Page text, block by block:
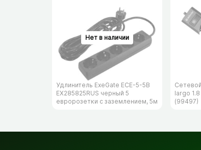
Удлинитель ExeGate ECE-5-5B
EX285825RUS черный 5
евророзетки с заземлением, 5м
largo
(99497)